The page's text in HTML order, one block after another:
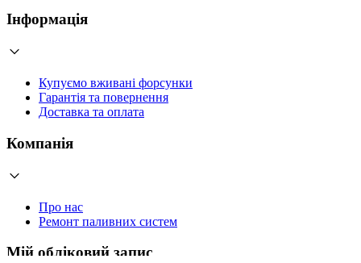
Інформація
Купуємо вживані форсунки
Гарантія та повернення
Доставка та оплата
Компанія
Про нас
Ремонт паливних систем
Мій обліковий запис